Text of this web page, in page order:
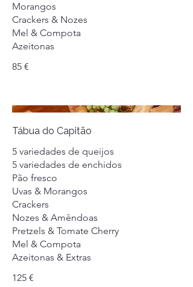
Morangos
Crackers & Nozes
Mel & Compota
Azeitonas
85 €
Tábua do Capitão
5 variedades de queijos
5 variedades de enchidos
Pão fresco
Uvas & Morangos
Crackers
Nozes & Amêndoas
Pretzels & Tomate Cherry
Mel & Compota
Azeitonas & Extras
125 €